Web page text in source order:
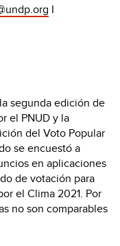
I
segunda edición de
el PNUD y la
del Voto Popular
se encuestó a
en aplicaciones
de votación para
el Clima 2021. Por
no son comparables